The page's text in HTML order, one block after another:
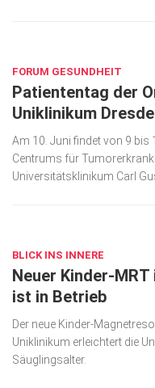
Forum Gesundheit
Allgemein
Sehen
Innovationen
Lebensart
FORUM GESUNDHEIT
Patiententag der
Uniklinikum
Am 10. Juni findet von 9 bis
Centrums für
Universitätsklinikum Carl
BLICK INS INNERE
Neuer Kinder-
ist in Betrieb
Der neue Kinder-
Uniklinikum erleichtert die
Säuglingsalter.